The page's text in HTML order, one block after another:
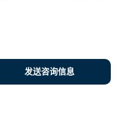
发送咨询信息